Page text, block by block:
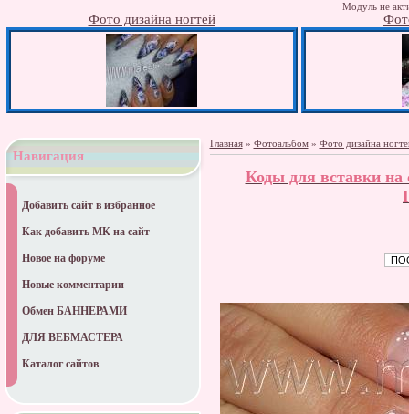
Модуль не
Фото дизайна ногтей
Главная» Фотоальбом» Фото дизайна
Коды для вставки
Навигация
Добавить сайт в избранное
Как добавить МК на сайт
Новое на форуме
Новые комментарии
Обмен БАННЕРАМИ
ДЛЯ ВЕБМАСТЕРА
Каталог сайтов